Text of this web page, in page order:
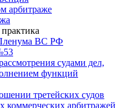
арбитраже
ВС РФ
судами дел,
функций
третейских судов
коммерческих арбитражей